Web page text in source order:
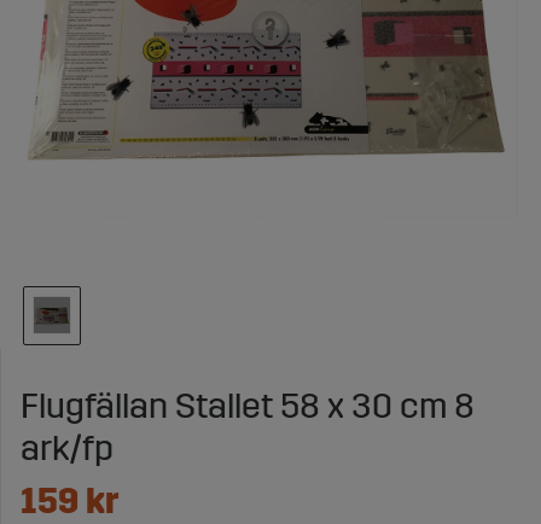
Flugfällan Stallet 58 x 30 cm 8
ark/fp
159 kr